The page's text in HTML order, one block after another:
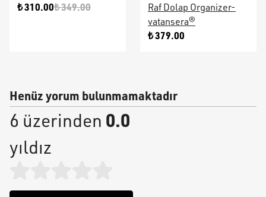
₺ 310.00₺ 349.00
Raf Dolap Organizer-
vatansera®
₺ 379.00
Henüz yorum bulunmamaktadır
6 üzerinden 0.0
yıldız